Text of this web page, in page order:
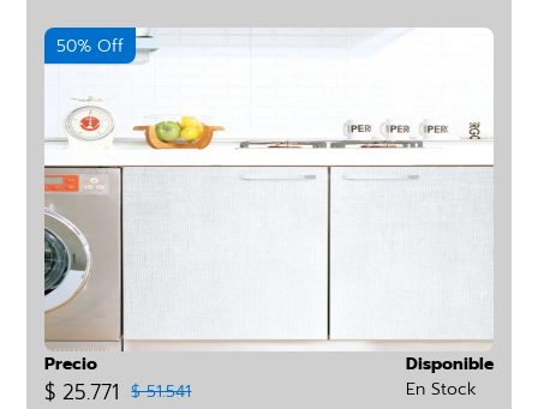
50% Off
Precio
$ 25.771 $ 51.541
Disponible
En Stock